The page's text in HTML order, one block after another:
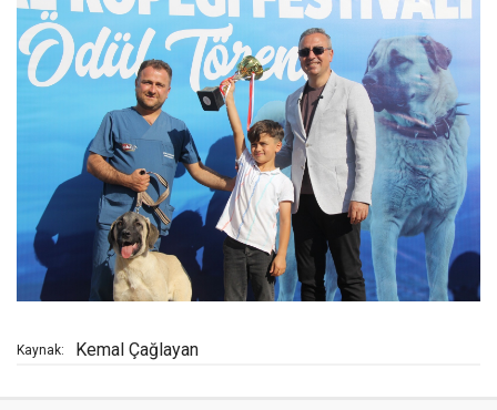
Kaynak: Kemal Çağlayan